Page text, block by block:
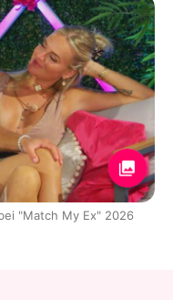
"Match My Ex" 2026